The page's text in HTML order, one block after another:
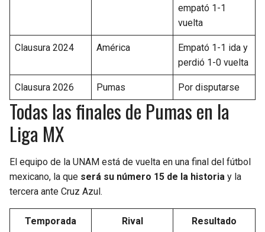
empató 1-1
vuelta
Clausura 2024 América
Empató 1-1 ida y
perdió 1-0 vuelta
Clausura 2026 Pumas Por disputarse
Todas las finales de Pumas en la
Liga MX
El equipo de la UNAM está de vuelta en una final del fútbol
mexicano, la que será su número 15 de la historia y la
tercera ante Cruz Azul.
Temporada Rival Resultado